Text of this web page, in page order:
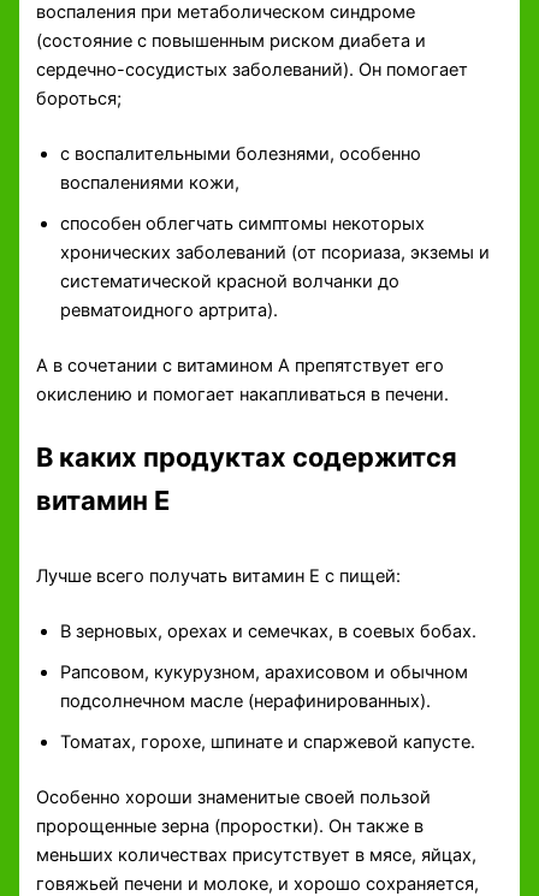
воспаления при метаболическом синдроме
(состояние с повышенным риском диабета и
сердечно-сосудистых заболеваний). Он помогает
бороться;
с воспалительными болезнями, особенно
воспалениями кожи,
способен облегчать симптомы некоторых
хронических заболеваний (от псориаза, экземы и
систематической красной волчанки до
ревматоидного артрита).
А в сочетании с витамином А препятствует его
окислению и помогает накапливаться в печени.
В каких продуктах содержится
витамин Е
Лучше всего получать витамин Е с пищей:
В зерновых, орехах и семечках, в соевых бобах.
Рапсовом, кукурузном, арахисовом и обычном
подсолнечном масле (нерафинированных).
Томатах, горохе, шпинате и спаржевой капусте.
Особенно хороши знаменитые своей пользой
пророщенные зерна (проростки). Он также в
меньших количествах присутствует в мясе, яйцах,
говяжьей печени и молоке, и хорошо сохраняется,